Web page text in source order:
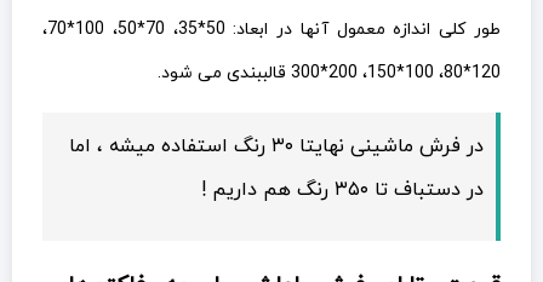
طور کلی اندازه معمول آنها در ابعاد: 50*35، 70*50، 100*70،
120*80، 100*150، 200*300 قالببندی می شود.
در فرش ماشینی نهایتا ۳۰ رنگ استفاده میشه ، اما
در دستباف تا ۳۵۰ رنگ هم داریم !